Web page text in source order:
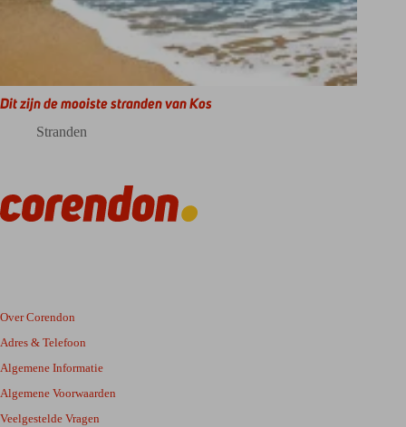
Dit zijn de mooiste stranden van Kos
Stranden
Over Corendon
Adres & Telefoon
Algemene Informatie
Algemene Voorwaarden
Veelgestelde Vragen